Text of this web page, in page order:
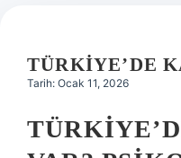
Hakkımızda
TÜRKIYE’DE
Tarih: Ocak 11, 2026